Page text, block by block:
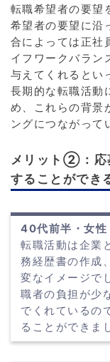
転職希望者の要望
希望者の要望に沿
合によっては正社
イフワークバラン
与えてくれるとい
長期的な転職活動
め、これらの背景
ングにつながって
メリット②：応
することができ
40代前半・女性
転職活動は企業
務経歴書の作成
変なイメージで
職者の負担が少
でくれているの
ることができま